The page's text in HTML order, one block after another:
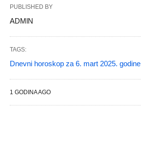
PUBLISHED BY
ADMlN
TAGS:
Dnevni horoskop za 6. mart 2025. godine
1 GODINA AGO